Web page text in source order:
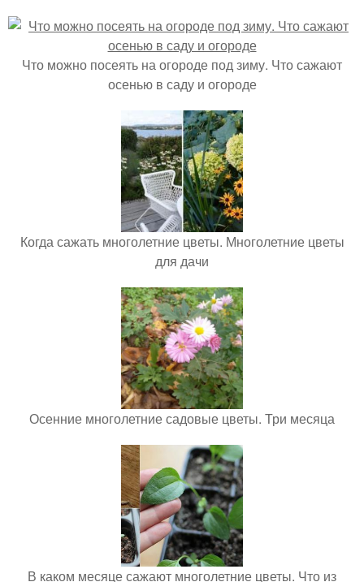
Что можно посеять на огороде под зиму. Что сажают
осенью в саду и огороде
Когда сажать многолетние цветы. Многолетние цветы
для дачи
Осенние многолетние садовые цветы. Три месяца
В каком месяце сажают многолетние цветы. Что из